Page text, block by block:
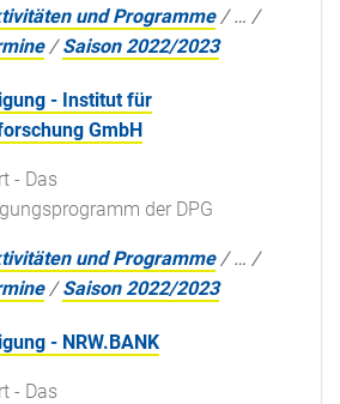
und Programme /… /
/Saison 2022/2023
- Institut für
GmbH
- Das
der DPG
und Programme /… /
/Saison 2022/2023
- NRW.BANK
- Das